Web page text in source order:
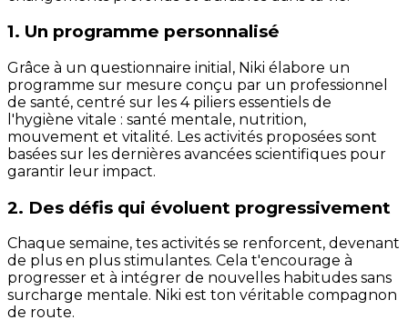
1. Un programme personnalisé
Grâce à un questionnaire initial, Niki élabore un
programme sur mesure conçu par un professionnel
de santé, centré sur les 4 piliers essentiels de
l'hygiène vitale : santé mentale, nutrition,
mouvement et vitalité. Les activités proposées sont
basées sur les dernières avancées scientifiques pour
garantir leur impact.
2. Des défis qui évoluent progressivement
Chaque semaine, tes activités se renforcent, devenant
de plus en plus stimulantes. Cela t'encourage à
progresser et à intégrer de nouvelles habitudes sans
surcharge mentale. Niki est ton véritable compagnon
de route.